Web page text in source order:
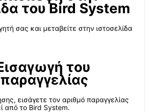
του Bird System
σας και μεταβείτε στην ιστοσελίδα
του
εισάγετε τον αριθμό παραγγελίας
από το Bird System.